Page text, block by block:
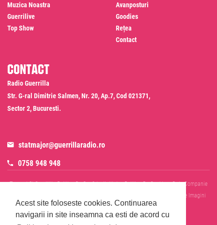
Acest site foloseste cookies. Continuarea
navigarii in site inseamna ca esti de acord cu
Muzica Noastra
Guerrilive
Top Show
Avanposturi
Goodies
Rețea
Contact
Contact
Radio Guerrilla
Str. G-ral Dimitrie Salmen, Nr. 20, Ap.7, Cod 021371,
Sector 2, Bucuresti.
statmajor@guerrillaradio.ro
0758 948 948
Termeni Si Conditii Politica De Confidentialitate Politica De Cookies
Date Companie
Informare Prelucrare Imagini
Evenimente
Cod Deontologic